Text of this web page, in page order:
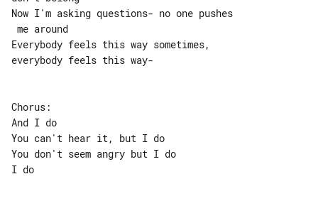
Now I'm asking questions- no one pushes
Everybody feels this way sometimes,
everybody feels this way-
Chorus:
And I do
You can't hear it, but I do
You don't seem angry but I do